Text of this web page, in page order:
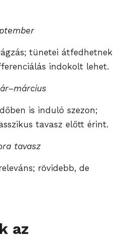
tünetei átfedhetnek
indokolt lehet.
is induló szezon;
tavasz előtt érint.
tavasz
rövidebb, de
az